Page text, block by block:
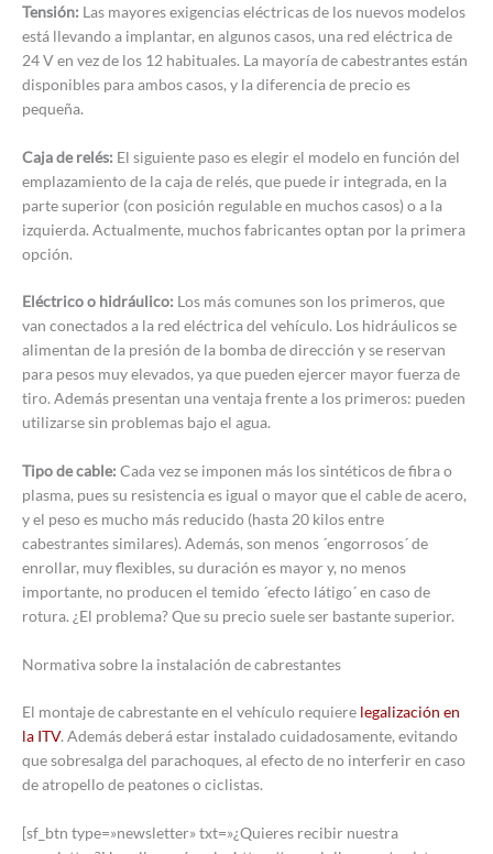
Tensión: Las mayores exigencias eléctricas de los nuevos modelos
está llevando a implantar, en algunos casos, una red eléctrica de
24 V en vez de los 12 habituales. La mayoría de cabestrantes están
disponibles para ambos casos, y la diferencia de precio es
pequeña.
Caja de relés: El siguiente paso es elegir el modelo en función del
emplazamiento de la caja de relés, que puede ir integrada, en la
parte superior (con posición regulable en muchos casos) o a la
izquierda. Actualmente, muchos fabricantes optan por la primera
opción.
Eléctrico o hidráulico: Los más comunes son los primeros, que
van conectados a la red eléctrica del vehículo. Los hidráulicos se
alimentan de la presión de la bomba de dirección y se reservan
para pesos muy elevados, ya que pueden ejercer mayor fuerza de
tiro. Además presentan una ventaja frente a los primeros: pueden
utilizarse sin problemas bajo el agua.
Tipo de cable: Cada vez se imponen más los sintéticos de fibra o
plasma, pues su resistencia es igual o mayor que el cable de acero,
y el peso es mucho más reducido (hasta 20 kilos entre
cabestrantes similares). Además, son menos ´engorrosos´ de
enrollar, muy flexibles, su duración es mayor y, no menos
importante, no producen el temido ´efecto látigo´ en caso de
rotura. ¿El problema? Que su precio suele ser bastante superior.
Normativa sobre la instalación de cabrestantes
El montaje de cabrestante en el vehículo requiere legalización en
la ITV. Además deberá estar instalado cuidadosamente, evitando
que sobresalga del parachoques, al efecto de no interferir en caso
de atropello de peatones o ciclistas.
[sf_btn type=»newsletter» txt=»¿Quieres recibir nuestra